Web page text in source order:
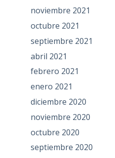
noviembre 2021
octubre 2021
septiembre 2021
abril 2021
febrero 2021
enero 2021
diciembre 2020
noviembre 2020
octubre 2020
septiembre 2020